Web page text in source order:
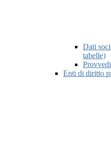
Dati
tabelle)
Enti di diritto